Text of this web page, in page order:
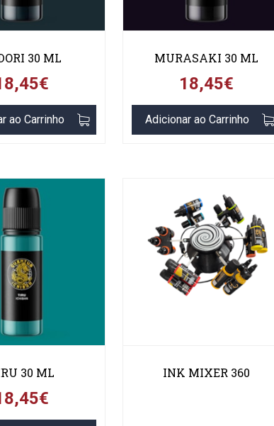
30 ML
ao Carrinho
MURASAKI 30 ML
18,45€
Adicionar ao Carrinho
30 ML INK MIXER 360